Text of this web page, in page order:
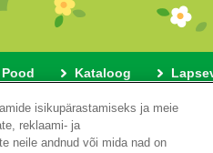
Pood Kataloog
Privaatsussätted
isikupärastamiseks ja meie
reklaami- ja
neile andnud või mida nad on